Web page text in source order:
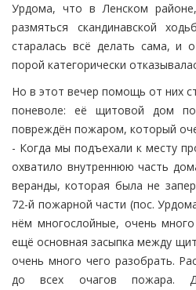
Урдома, что в Ленском
размяться скандинавской
старалась всё делать сама, и
порой категорически
Но в этот вечер помощь от них
поневоле: её щитовой дом
повреждён пожаром, который
- Когда мы подъехали к месту
охватило внутреннюю часть
веранды, которая была не
72-й пожарной части (пос.
нём многослойные, очень
ещё основная засыпка между
очень много чего разобрать.
до всех очагов пожара.